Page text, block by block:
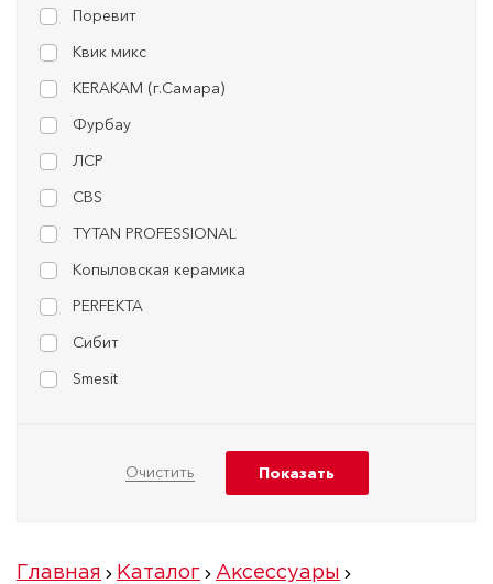
Поревит
Квик микс
KERAKAM (г.Самара)
Фурбау
ЛСР
CBS
TYTAN PROFESSIONAL
Копыловская керамика
PERFEKTA
Сибит
Smesit
Главная Каталог
Аксессуары